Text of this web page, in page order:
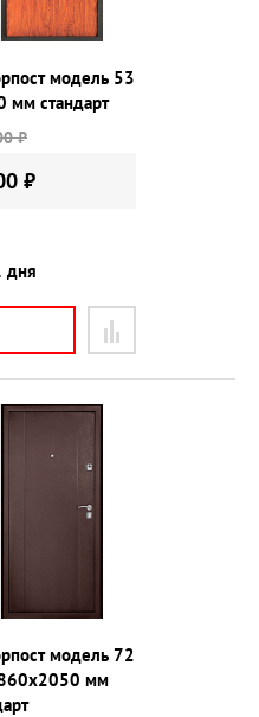
модель 53
мм стандарт
₽
₽
дня
модель 72
мм